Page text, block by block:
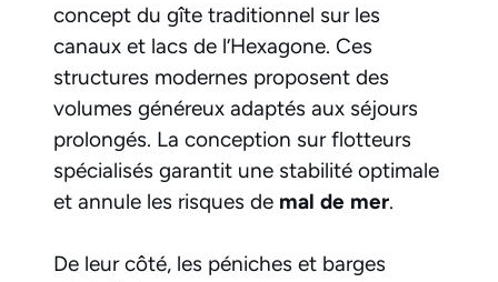
concept du gîte traditionnel sur les
canaux et lacs de l’Hexagone. Ces
structures modernes proposent des
volumes généreux adaptés aux séjours
prolongés. La conception sur flotteurs
spécialisés garantit une stabilité optimale
et annule les risques de mal de mer.
De leur côté, les péniches et barges